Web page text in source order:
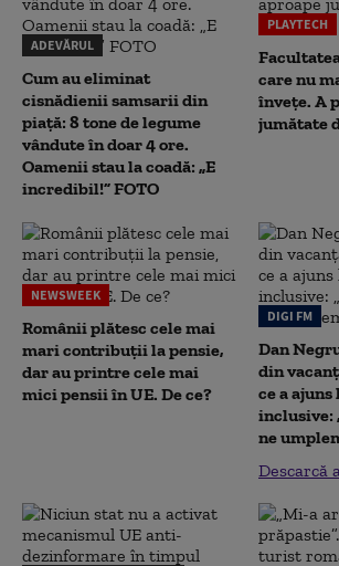
ADEVĂRUL
Cum au eliminat
cisnădienii samsarii din
piață: 8 tone de legume
vândute în doar 4 ore.
Oamenii stau la coadă: „E
incredibil!” FOTO
PLAYTECH
care nu
înveţe. A
jumătate
NEWSWEEK
Românii plătesc cele mai
mari contribuții la pensie,
dar au printre cele mai
mici pensii în UE. De ce?
DIGI FM
Dan
din
ce a
inclusive:
ne
Descarcă